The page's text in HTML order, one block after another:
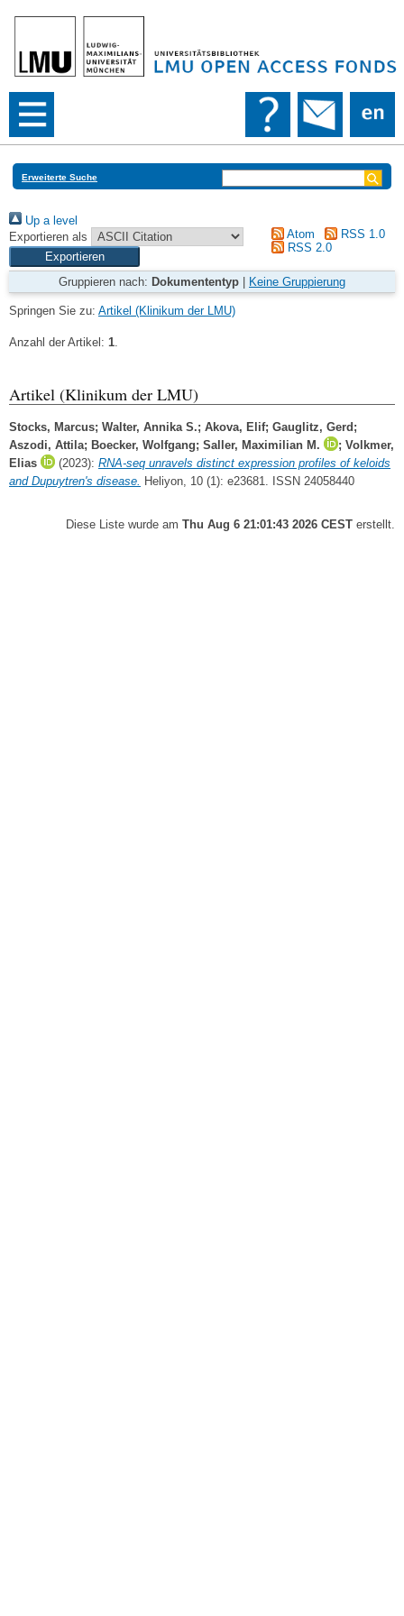
Erweiterte Suche
Up a level
Exportieren als
Atom
RSS 1.0
RSS 2.0
Gruppieren nach: Dokumententyp Keine Gruppierung
Springen Sie zu: Artikel (Klinikum der LMU)
Anzahl der Artikel: 1.
Artikel (Klinikum der LMU)
Stocks, Marcus; Walter, Annika S.; Akova, Elif; Gauglitz, Gerd ;
Aszodi, Attila; Boecker, Wolfgang; Saller, Maximilian M. ; Volkmer,
Elias
(2023): RNA-seq unravels distinct expression profiles of keloids
and Dupuytren's disease. Heliyon, 10 (1): e23681. ISSN 24058440
Diese Liste wurde am Thu Aug 6 21:01:43 2026 CEST erstellt.